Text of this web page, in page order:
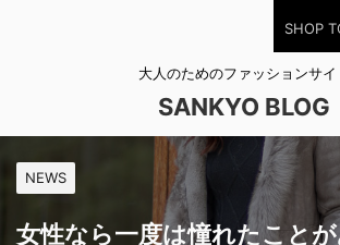
SHOP
大人のためのファッションサイ
SANKYO BLOG
NEWS
女性なら一度は憧れたこと